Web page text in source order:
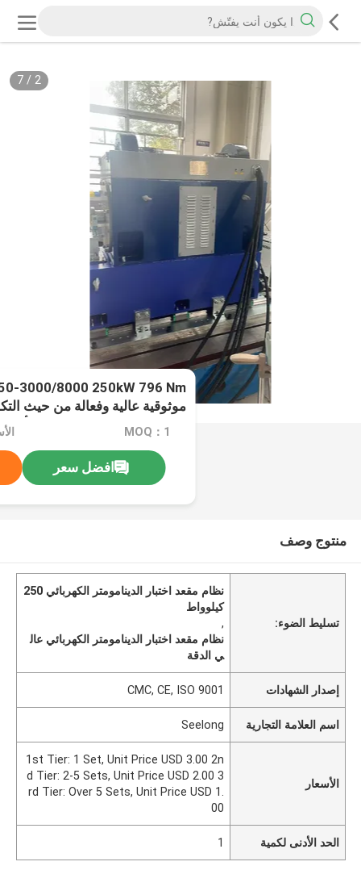
2
/
7
موثوقية عالية وفعالة من حيث
الدينامومتر الكهربائي لاختبار
MOQ：1
افضل سعر
منتوج وصف
تسليط الضوء:
نظام مقعد اختبار الدينامومتر الكهربائي 250
كيلوواط
,
نظام مقعد اختبار الدينامومتر الكهربائي عال
ي الدقة
إصدار الشهادات CMC, CE, ISO 9001
اسم العلامة التجارية Seelong
الأسعار
1st Tier: 1 Set, Unit Price USD 3.00 2n
d Tier: 2-5 Sets, Unit Price USD 2.00 3
rd Tier: Over 5 Sets, Unit Price USD 1.
00
الحد الأدنى لكمية 1